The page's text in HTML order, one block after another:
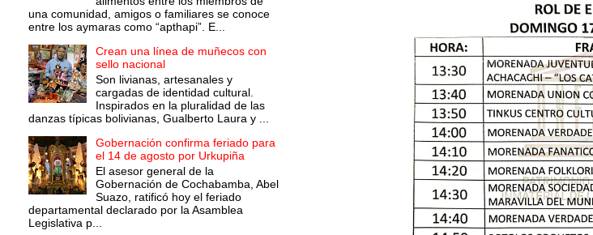
una comunidad, amigos o familiares se conoce
entre los aymaras como “apthapi”. E...
Crean una línea de muñecos con
sello nacional
Son livianas, artesanales y
cargadas de identidad cultural.
Inspirados en la pluralidad de las
danzas típicas bolivianas, Gualberto Laura y ...
Gobernación confirma feriado para
el 14 de agosto por Urkupiña
El asesor general de la
Gobernación de Cochabamba, Abel
Suazo, ratificó hoy el feriado
departamental declarado por la Asamblea
Legislativa p...